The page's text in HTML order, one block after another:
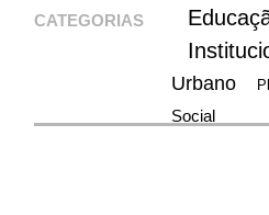
CATEGORIAS
Urbano
Social